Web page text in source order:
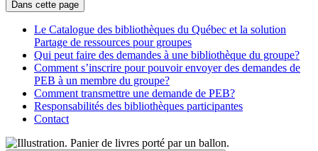
Dans cette page
Le Catalogue des bibliothèques du Québec et la solution
Partage de ressources pour groupes
Qui peut faire des demandes à une bibliothèque du groupe?
Comment s’inscrire pour pouvoir envoyer des demandes de
PEB à un membre du groupe?
Comment transmettre une demande de PEB?
Responsabilités des bibliothèques participantes
Contact